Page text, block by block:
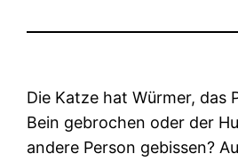
Die Katze hat Würmer, das
Bein gebrochen oder der
andere Person gebissen?